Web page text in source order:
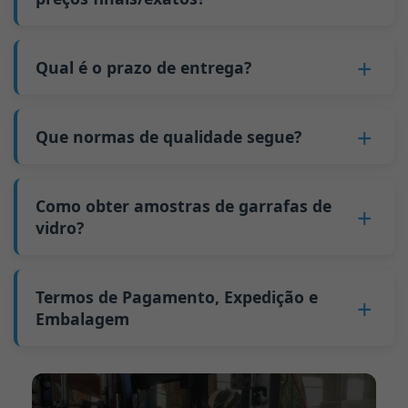
paletes equivalem a aproximadamente 6.000
para garrafas maiores é também de 6000
encomenda:
mudança de molde sempre que produzimos
um tipo diferente de garrafa. Este processo de
produzidas após a mudança são de qualidade
instável. Portanto, temos de aguardar até que a
produtos qualificados, o que aumenta os
custos. Além disso, o envio de pequenas
6. Pague o saldo e nós expedimos as garrafas.
produção contínua reduz os tempos de
completa de contentor (FCL) custa menos do
garrafa for encomendado em quantidades
garrafa varia consoante a quantidade, o
garrafa,contacte-nose forneça detalhes como
prepararemos uma cotação formal para si.
Qual é o prazo de entrega?
dias. Se as suas garrafas exigirem impressão ou
A expedição a partir da China demora
aproximadamente 30 dias para a Austrália, 40
Que normas de qualidade segue?
Requisitos de qualidade para garrafas de
bebidas espirituosas>
(CE) n.º 1935/2004 Migração de metais pesados
para materiais de recipientes alimentares
terceiros.
Como obter amostras de garrafas de
vidro?
vidrogratuitamente. No entanto, terá de
pagar 25-30 USD por garrafa à transportadora.
dias.
Termos de Pagamento, Expedição e
Embalagem
antecipado por Transferência Telegráfica (T/T),